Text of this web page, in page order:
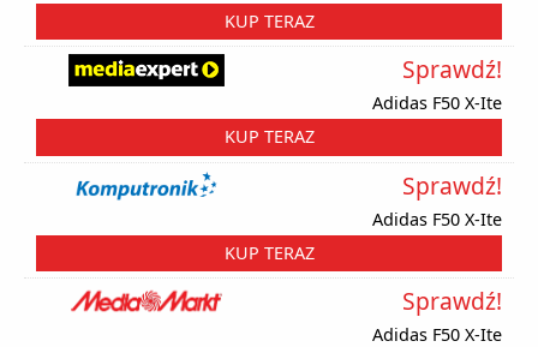
KUP TERAZ
Adidas F50 X-Ite
Sprawdź!
KUP TERAZ
Adidas F50 X-Ite
Sprawdź!
KUP TERAZ
Adidas F50 X-Ite
Sprawdź!